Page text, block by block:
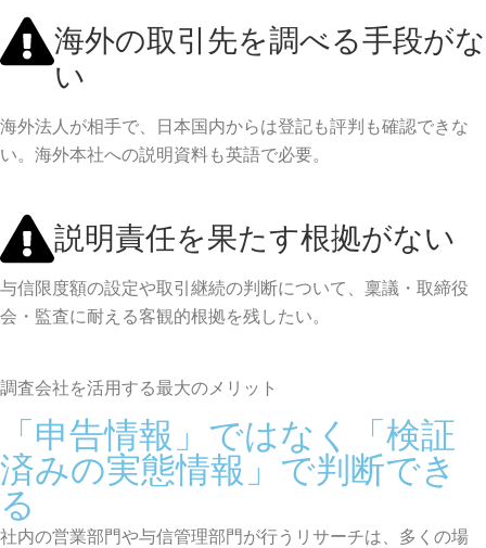
海外の取引先を調べる手段がな
い
海外法人が相手で、日本国内からは登記も評判も確認できな
い。海外本社への説明資料も英語で必要。
説明責任を果たす根拠がない
与信限度額の設定や取引継続の判断について、稟議・取締役
会・監査に耐える客観的根拠を残したい。
調査会社を活用する最大のメリット
「申告情報」ではなく「検証
済みの実態情報」で判断でき
る
社内の営業部門や与信管理部門が行うリサーチは、多くの場